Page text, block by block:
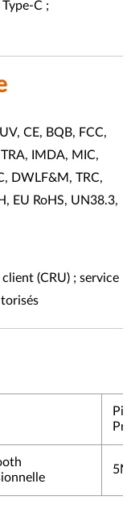
C ;
CE, BQB, FCC,
TRA, IMDA, MIC,
DWLF&M, TRC,
EU RoHS, UN38.3,
(CRU) ; service